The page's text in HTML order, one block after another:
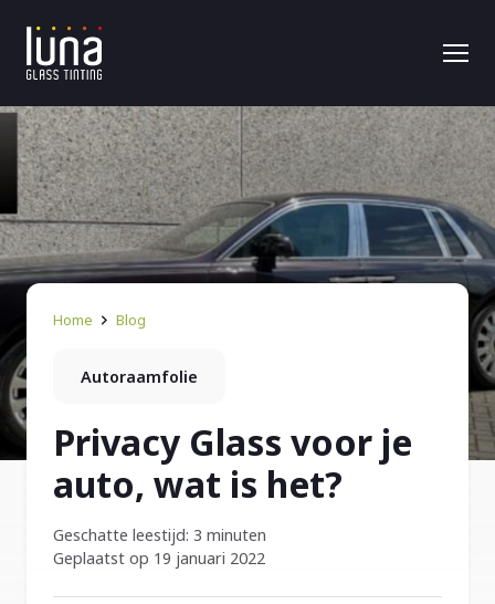
Home Blog
Autoraamfolie
Privacy Glass voor je
auto, wat is het?
Geschatte leestijd: 3 minuten
Geplaatst op 19 januari 2022